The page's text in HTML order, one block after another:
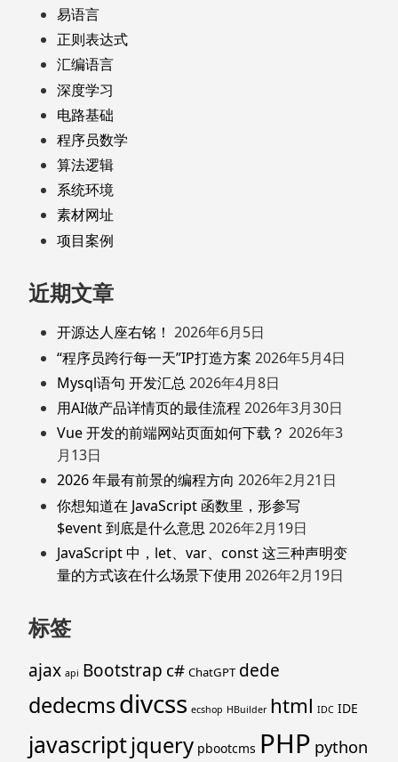
易语言
正则表达式
汇编语言
深度学习
电路基础
程序员数学
算法逻辑
系统环境
素材网址
项目案例
近期文章
开源达人座右铭！ 2026年6月5日
“程序员跨行每一天”IP打造方案 2026年5月4日
Mysql语句 开发汇总 2026年4月8日
用AI做产品详情页的最佳流程 2026年3月30日
Vue 开发的前端网站页面如何下载？ 2026年3
月13日
2026 年最有前景的编程方向 2026年2月21日
你想知道在 JavaScript 函数里，形参写
$event 到底是什么意思 2026年2月19日
JavaScript 中，let、var、const 这三种声明变
量的方式该在什么场景下使用 2026年2月19日
标签
ajax api Bootstrap c# ChatGPT dede
dedecmsdivcss ecshop HBuilder html IDC IDE
javascriptjquery pbootcms PHP python